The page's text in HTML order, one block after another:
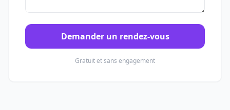
Demander un rendez-vous
Gratuit et sans engagement